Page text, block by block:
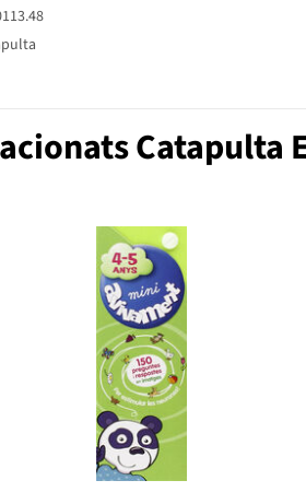
Catapulta